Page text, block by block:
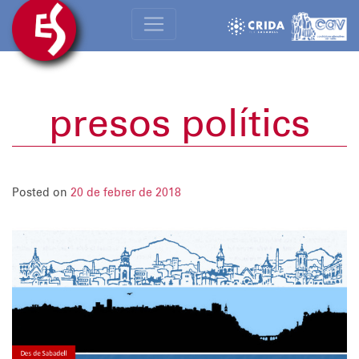
presos polítics
Posted on 20 de febrer de 2018